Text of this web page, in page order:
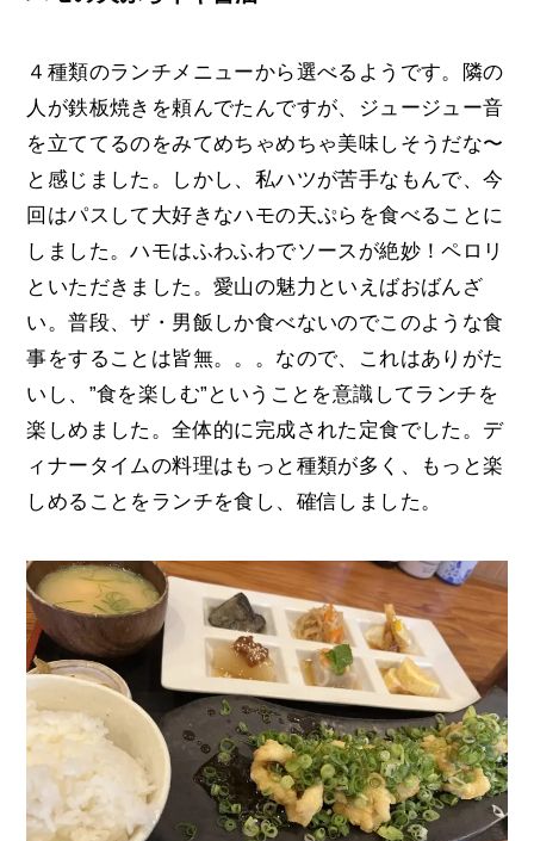
４種類のランチメニューから選べるようです。隣の
人が鉄板焼きを頼んでたんですが、ジュージュー音
を立ててるのをみてめちゃめちゃ美味しそうだな〜
と感じました。しかし、私ハツが苦手なもんで、今
回はパスして大好きなハモの天ぷらを食べることに
しました。ハモはふわふわでソースが絶妙！ペロリ
といただきました。愛山の魅力といえばおばんざ
い。普段、ザ・男飯しか食べないのでこのような食
事をすることは皆無。。。なので、これはありがた
いし、”食を楽しむ”ということを意識してランチを
楽しめました。全体的に完成された定食でした。デ
ィナータイムの料理はもっと種類が多く、もっと楽
しめることをランチを食し、確信しました。